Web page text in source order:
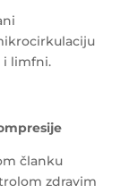
i limfni.
članku
zdravim